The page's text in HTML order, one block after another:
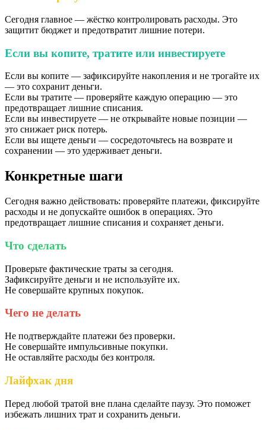
Сегодня главное — жёстко контролировать расходы. Это
защитит бюджет и предотвратит лишние потери.
Если вы копите, тратите или инвестируете
Если вы копите — зафиксируйте накопления и не трогайте их
— это сохранит деньги.
Если вы тратите — проверяйте каждую операцию — это
предотвращает лишние списания.
Если вы инвестируете — не открывайте новые позиции —
это снижает риск потерь.
Если вы ищете деньги — сосредоточьтесь на возврате и
сохранении — это удерживает деньги.
Конкретные шаги
Сегодня важно действовать: проверяйте платежи, фиксируйте
расходы и не допускайте ошибок в операциях. Это
предотвращает лишние списания и сохраняет деньги.
Что сделать
Проверьте фактические траты за сегодня.
Зафиксируйте деньги и не используйте их.
Не совершайте крупных покупок.
Чего не делать
Не подтверждайте платежи без проверки.
Не совершайте импульсивные покупки.
Не оставляйте расходы без контроля.
Лайфхак дня
Перед любой тратой вне плана сделайте паузу. Это поможет
избежать лишних трат и сохранить деньги.